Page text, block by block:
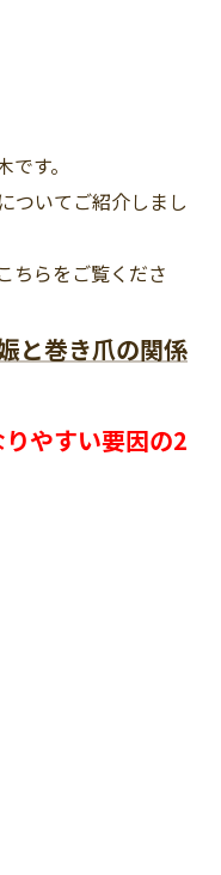
す。
ついてご紹介しまし
ちらをご覧くださ
と巻き爪の関係
やすい要因の2